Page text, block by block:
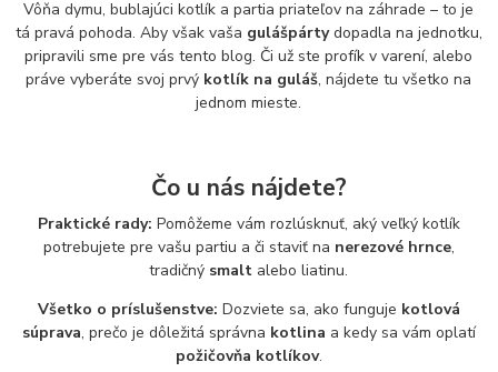
Vôňa dymu, bublajúci kotlík a partia priateľov na záhrade – to je
tá pravá pohoda. Aby však vaša gulášpártydopadla na jednotku,
pripravili sme pre vás tento blog. Či už ste profík v varení, alebo
práve vyberáte svoj prvý kotlík na guláš, nájdete tu všetko na
jednom mieste.
Čo u nás nájdete?
Praktické rady: Pomôžeme vám rozlúsknuť, aký veľký kotlík
potrebujete pre vašu partiu a či staviť na nerezové hrnce,
tradičný smalt alebo liatinu.
Všetko o príslušenstve: Dozviete sa, ako funguje kotlová
súprava, prečo je dôležitá správna kotlina a kedy sa vám oplatí
požičovňa kotlíkov.